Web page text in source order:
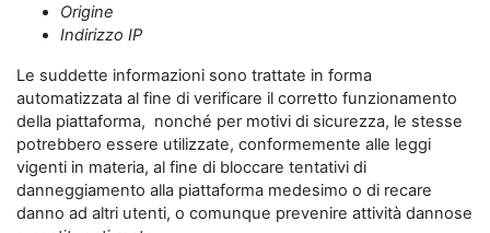
Origine
Indirizzo IP
Le suddette informazioni sono trattate in forma
automatizzata al fine di verificare il corretto funzionamento
della piattaforma, nonché per motivi di sicurezza, le stesse
potrebbero essere utilizzate, conformemente alle leggi
vigenti in materia, al fine di bloccare tentativi di
danneggiamento alla piattaforma medesimo o di recare
danno ad altri utenti, o comunque prevenire attività dannose